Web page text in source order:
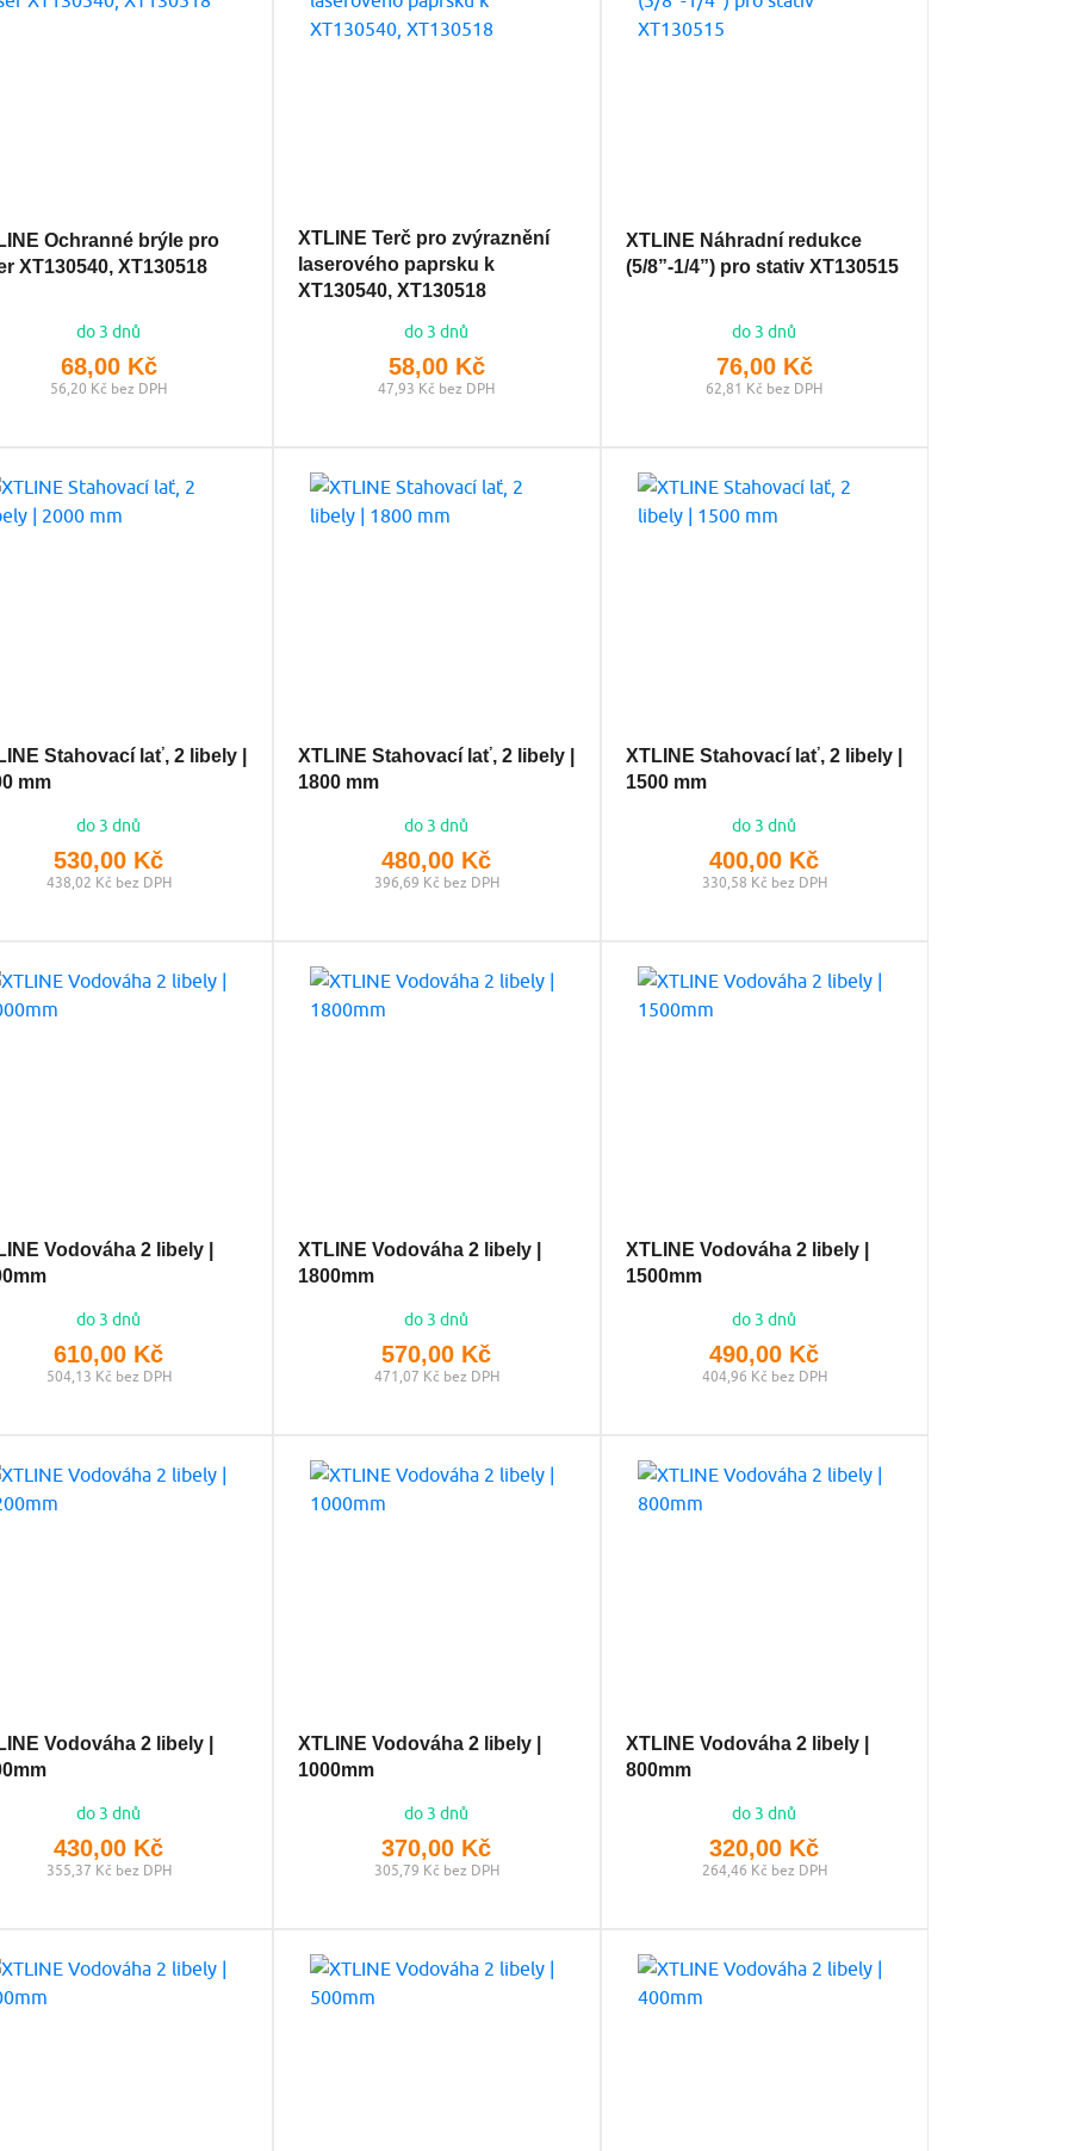
Ochranné brýle pro
XT130540, XT130518
do 3 dnů
68,00 Kč
56,20 Kč bez DPH
XTLINE Terč pro zvýraznění
laserového paprsku k
XT130540, XT130518
do 3 dnů
58,00 Kč
47,93 Kč bez DPH
XTLINE Náhradní redukce
(5/8”-1/4”) pro stativ XT130515
do 3 dnů
76,00 Kč
62,81 Kč bez DPH
Stahovací lať, 2 libely |
mm
do 3 dnů
530,00 Kč
438,02 Kč bez DPH
XTLINE Stahovací lať, 2 libely |
1800 mm
do 3 dnů
480,00 Kč
396,69 Kč bez DPH
XTLINE Stahovací lať, 2 libely |
1500 mm
do 3 dnů
400,00 Kč
330,58 Kč bez DPH
Vodováha 2 libely |
do 3 dnů
610,00 Kč
504,13 Kč bez DPH
XTLINE Vodováha 2 libely |
1800mm
do 3 dnů
570,00 Kč
471,07 Kč bez DPH
XTLINE Vodováha 2 libely |
1500mm
do 3 dnů
490,00 Kč
404,96 Kč bez DPH
Vodováha 2 libely |
do 3 dnů
430,00 Kč
355,37 Kč bez DPH
XTLINE Vodováha 2 libely |
1000mm
do 3 dnů
370,00 Kč
305,79 Kč bez DPH
XTLINE Vodováha 2 libely |
800mm
do 3 dnů
320,00 Kč
264,46 Kč bez DPH